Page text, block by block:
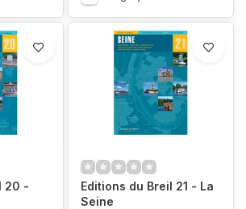
20 -
Editions du Breil 21 - La
Seine